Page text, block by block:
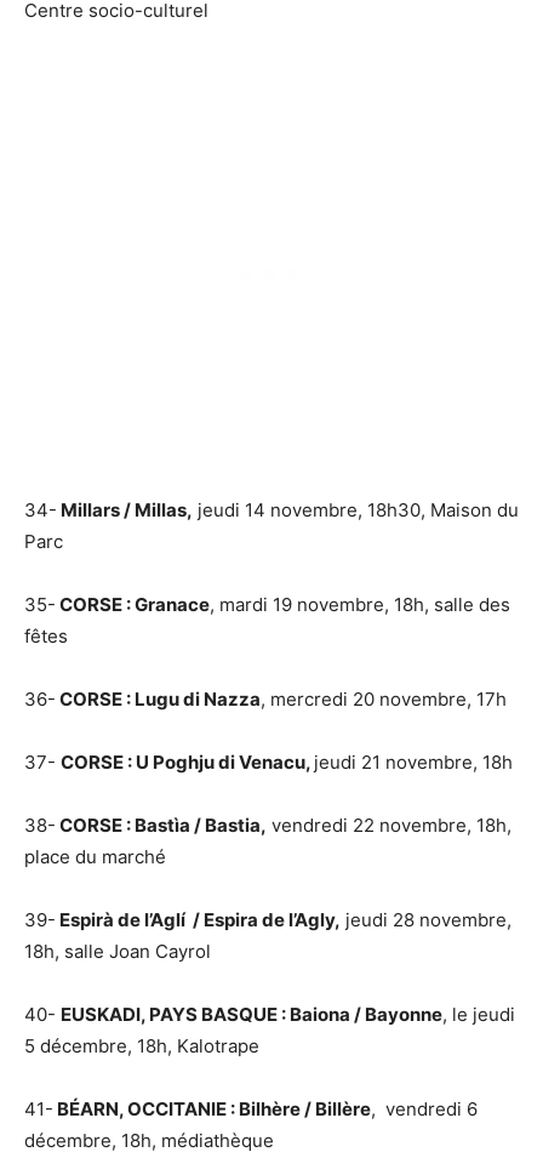
Centre socio-culturel
34- Millars / Millas, jeudi 14 novembre, 18h30, Maison du
Parc
35- CORSE : Granace, mardi 19 novembre, 18h, salle des
fêtes
36- CORSE : Lugu di Nazza, mercredi 20 novembre, 17h
37- CORSE : U Poghju di Venacu, jeudi 21 novembre, 18h
38- CORSE : Bastìa / Bastia, vendredi 22 novembre, 18h,
place du marché
39- Espirà de l’Aglí / Espira de l’Agly, jeudi 28 novembre,
18h, salle Joan Cayrol
40- EUSKADI, PAYS BASQUE : Baiona / Bayonne, le jeudi
5 décembre, 18h, Kalotrape
41- BÉARN, OCCITANIE : Bilhère / Billère, vendredi 6
décembre, 18h, médiathèque